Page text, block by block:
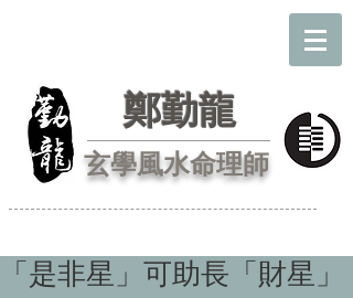
鄭勤龍
玄學風水命理師
「是非星」可助長「財星」